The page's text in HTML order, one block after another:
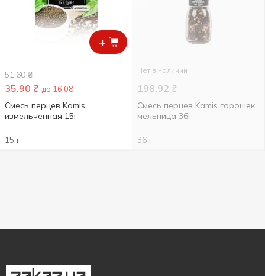
+
51.60 ₴
35.90 ₴ до 16.08
Смесь перцев Kamis
измельченная 15г
15 г
Нет в наличии
198.92 ₴
Смесь перцев Kamis горошек
мельница 36г
36 г